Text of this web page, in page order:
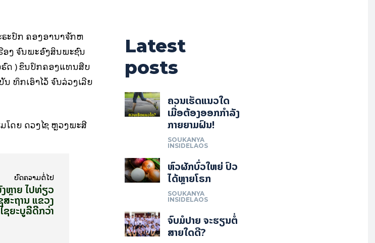
ຣະປົກ ຄອງອານາຈັກຫ
ອງ ຈົນພະອົງສິ້ນພະຊົນ
ຣົດ ) ຂຶ້ນປົກຄອງແທນສືບ
ທຶກເອົາໄວ້ ຈົນລ່ວງເລີຍ
ໂດຍ ດວງ​ໄຊ​ ຫຼວງ​ພະ​ສີ
ບົດ​ຄວາມ​ຕໍ່​ໄປ
ຫຼາຍ ​ໄປທ່ຽວ​
ສະຖານ ແຂວງ​
ໄຊ​ຍະ​ບູ​ລີດີກວ່າ
Latest
posts
ຄວນເຮັດແນວໃດ
ເມື່ອຕ້ອງອອກກຳລັງ
ກາຍຍາມຝົນ!
SOUKANYA
INSIDELAOS
ຫົວຜັກບົ່ວໃຫຍ່ ປົວ
ໄດ້ຫຼາຍໂຣກ
SOUKANYA
INSIDELAOS
ຈົບມໍປາຍ ຈະຮຽນຕໍ່
ສາຍໃດດີ?